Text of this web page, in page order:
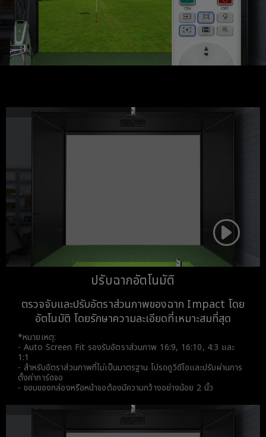
ปรับฉากอัตโนมัติ
ตรวจจับและปรับอัตราส่วนภาพของฉาก Impact โดย
อัตโนมัติ โดยรักษาความละเอียดที่เหมาะสมที่สุด
*หมายเหตุ:
- Auto Screen Fit รองรับอัตราส่วนภาพ 16:9, 16:10, 4:3 และ
1:1
- สำหรับอัตราส่วนภาพที่ไม่เป็นมาตรฐาน โปรดดูวิดีโอและปรับผ่านการ
ตั้งค่าการ์ดจอ
- ขอบของกล่องหรือหน้าจอต้องมีความกว้างอย่างน้อย 2 นิ้ว